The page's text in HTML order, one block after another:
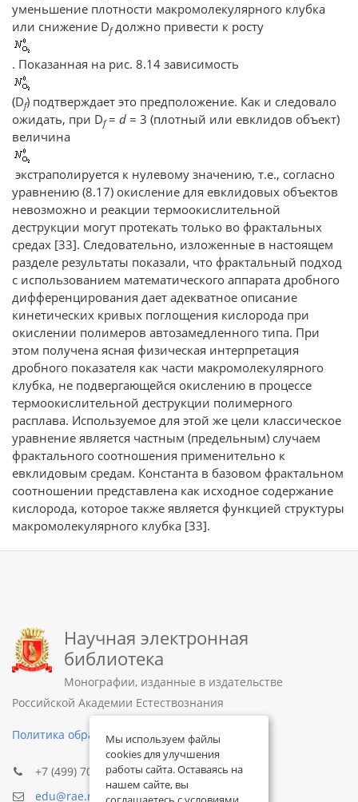
уменьшение плотности макромолекулярного клубка
или снижение Dfдолжно привести к росту
. Показанная на рис. 8.14 зависимость
(Df) подтверждает это предположение. Как и следовало
ожидать, при Df= d = 3 (плотный или евклидов объект)
величина
экстраполируется к нулевому значению, т.е., согласно
уравнению (8.17) окисление для евклидовых объектов
невозможно и реакции термоокислительной
деструкции могут протекать только во фрактальных
средах [33]. Следовательно, изложенные в настоящем
разделе результаты показали, что фрактальный подход
с использованием математического аппарата дробного
дифференцирования дает адекватное описание
кинетических кривых поглощения кислорода при
окислении полимеров автозамедленного типа. При
этом получена ясная физическая интерпретация
дробного показателя как части макромолекулярного
клубка, не подвергающейся окислению в процессе
термоокислительной деструкции полимерного
расплава. Используемое для этой же цели классическое
уравнение является частным (предельным) случаем
фрактального соотношения применительно к
евклидовым средам. Константа в базовом фрактальном
соотношении представлена как исходное содержание
кислорода, которое также является функцией структуры
макромолекулярного клубка [33].
Научная электронная
библиотека
Монографии, изданные в издательстве
Российской Академии Естествознания
Политика обработки персональных данных
+7 (499) 705-72-30
edu@rae.ru
Мы используем файлы
cookies для улучшения
работы сайта. Оставаясь на
нашем сайте, вы